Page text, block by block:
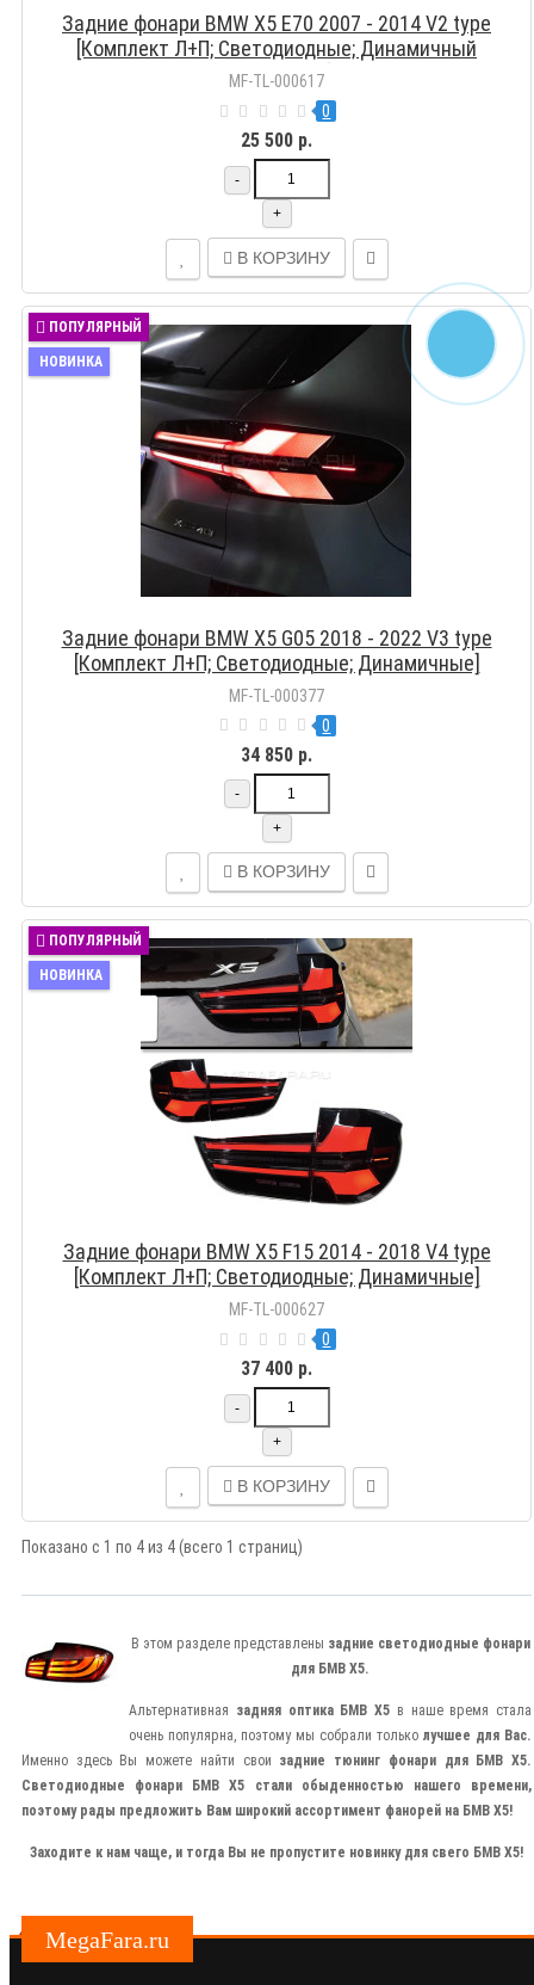
Задние фонари BMW X5 Е70 2007 - 2014 V2 type
[Комплект Л+П; Светодиодные; Динамичный
поворотник]
MF-TL-000617
0
25 500 р.
-
+
В КОРЗИНУ
ПОПУЛЯРНЫЙ
НОВИНКА
Задние фонари BMW X5 G05 2018 - 2022 V3 type
[Комплект Л+П; Светодиодные; Динамичные]
MF-TL-000377
0
34 850 р.
-
+
В КОРЗИНУ
ПОПУЛЯРНЫЙ
НОВИНКА
Задние фонари BMW X5 F15 2014 - 2018 V4 type
[Комплект Л+П; Светодиодные; Динамичные]
MF-TL-000627
0
37 400 р.
-
+
В КОРЗИНУ
Показано с 1 по 4 из 4 (всего 1 страниц)
В этом разделе представлены задние светодиодные фонари
для БМВ Х5.
Альтернативная задняя оптика БМВ Х5 в наше время стала
очень популярна, поэтому мы собрали только лучшее для Вас.
Именно здесь Вы можете найти свои задние тюнинг фонари для БМВ Х5.
Светодиодные фонари БМВ Х5
стали обыденностью нашего времени,
поэтому рады предложить Вам широкий ассортимент фанорей на БМВ Х5!
Заходите к нам чаще, и тогда Вы не пропустите новинку для свего БМВ Х5!
MegaFara.ru